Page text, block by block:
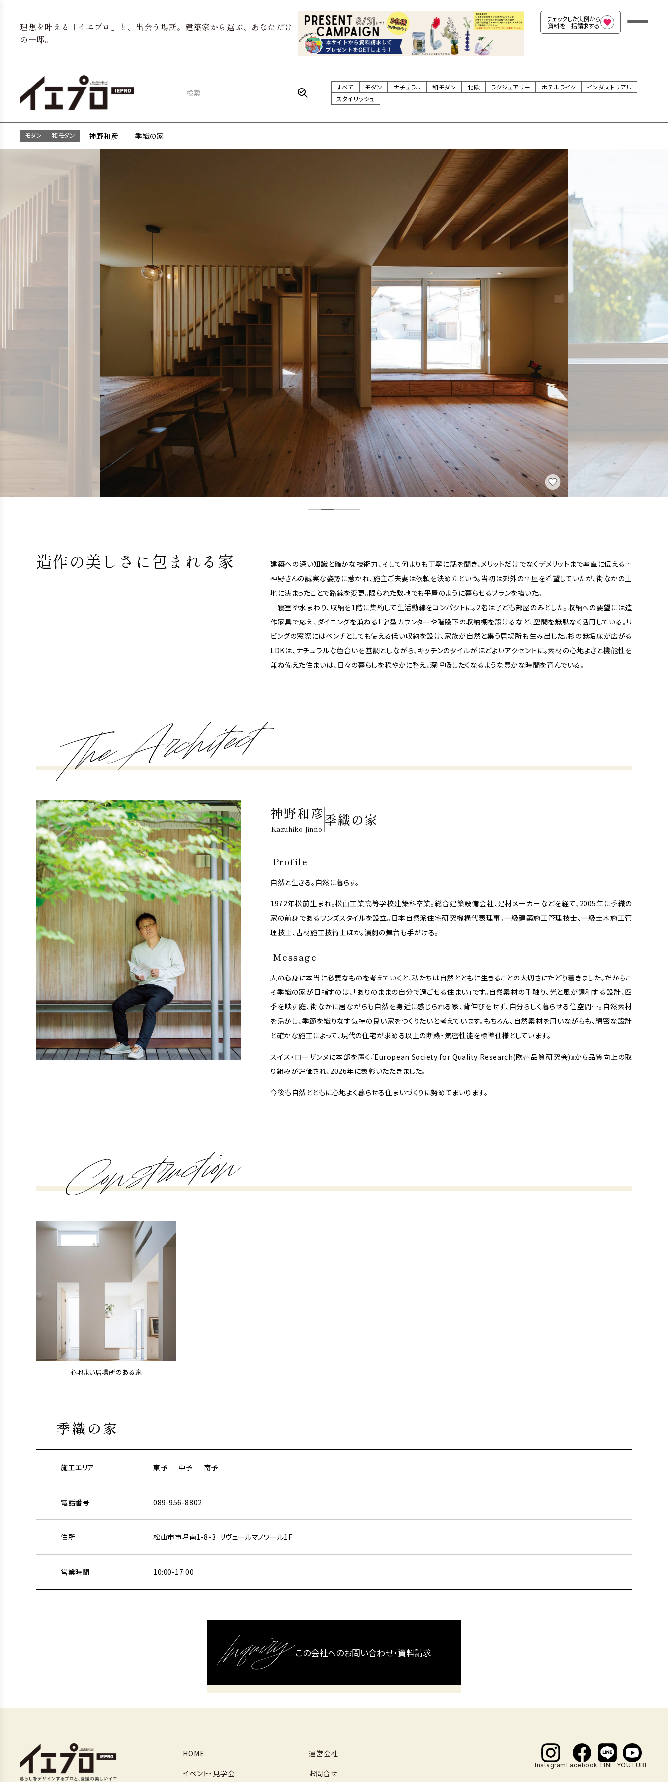
チェックした実例から
資料を一括請求する
理想を叶える「イエプロ」と、出会う場所。建築家から選ぶ、あなただけ
の一邸。
すべて モダン ナチュラル 和モダン 北欧 ラグジュアリー ホテルライク
インダストリアル
スタイリッシュ
モダン 和モダン 神野和彦 季織の家
造作の美しさに包まれる家
建築への深い知識と確かな技術力、そして何よりも丁寧に話を聞き、メリットだけでなくデメリットまで率直に伝える…
神野さんの誠実な姿勢に惹かれ、施主ご夫妻は依頼を決めたという。当初は郊外の平屋を希望していたが、街なかの土
地に決まったことで路線を変更。限られた敷地でも平屋のように暮らせるプランを描いた。
寝室や水まわり、収納を1階に集約して生活動線をコンパクトに。2階は子ども部屋のみとした。収納への要望には造
作家具で応え、ダイニングを兼ねるL字型カウンターや階段下の収納棚を設けるなど、空間を無駄なく活用している。リ
ビングの窓際にはベンチとしても使える低い収納を設け、家族が自然と集う居場所も生み出した。杉の無垢床が広がる
LDKは、ナチュラルな色合いを基調としながら、キッチンのタイルがほどよいアクセントに。素材の心地よさと機能性を
兼ね備えた住まいは、日々の暮らしを穏やかに整え、深呼吸したくなるような豊かな時間を育んでいる。
神野和彦
Kazuhiko Jinno
季織の家
Profile
自然と生きる。自然に暮らす。
1972年松前生まれ。松山工業高等学校建築科卒業。総合建築設備会社、建材メーカーなどを経て、2005年に季織の
家の前身であるワンズスタイルを設立。日本自然派住宅研究機構代表理事。一級建築施工管理技士、一級土木施工管
理技士、古材施工技術士ほか。演劇の舞台も手がける。
Message
人の心身に本当に必要なものを考えていくと、私たちは自然とともに生きることの大切さにたどり着きました。だからこ
そ季織の家が目指すのは、「ありのままの自分で過ごせる住まい」です。自然素材の手触り、光と風が調和する設計、四
季を映す庭、街なかに居ながらも自然を身近に感じられる家、背伸びをせず、自分らしく暮らせる住空間…。自然素材
を活かし、季節を織りなす気持の良い家をつくりたいと考えています。もちろん、自然素材を用いながらも、綿密な設計
と確かな施工によって、現代の住宅が求める以上の断熱・気密性能を標準仕様としています。
スイス・ローザンヌに本部を置く『European Society for Quality Research(欧州品質研究会)』から品質向上の取
り組みが評価され、2026年に表彰いただきました。
今後も自然とともに心地よく暮らせる住まいづくりに努めてまいります。
心地よい居場所のある家
季織の家
施工エリア 東予 ｜ 中予 ｜ 南予
電話番号 089-956-8802
住所 松山市市坪南1-8-3 リヴェールマノワール1F
営業時間 10:00-17:00
この会社へのお問い合わせ・資料請求
HOME
イベント・見学会
運営会社
お問合せ
InstagramFacebook LINE YOUTUBE